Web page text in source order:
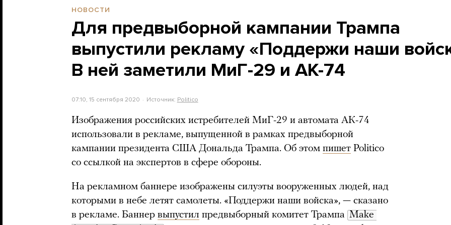
НОВОСТИ
Для предвыборной кампании Трампа
выпустили рекламу «Поддержи наши
В ней заметили МиГ-29 и АК-74
07:10, 15 сентября 2020 Источник: Politico
Изображения российских истребителей МиГ-29 и автомата АК-74
использовали в рекламе, выпущенной в рамках предвыборной
кампании президента США Дональда Трампа. Об этом пишет Politico
со ссылкой на экспертов в сфере обороны.
На рекламном баннере изображены силуэты вооруженных людей, над
которыми в небе летят самолеты. «Поддержи наши войска», — сказано
в рекламе. Баннер выпустил предвыборный комитет Трампа Make